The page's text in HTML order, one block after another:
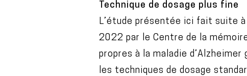
Technique de dosage plus fine
L’étude présentée ici fait suite
2022 par le Centre de la
propres à la maladie
les techniques de dosage